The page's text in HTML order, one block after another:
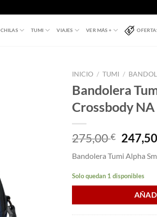
TUMI VIAJES VER MÁS +
INICIO / TUMI /
Bandolera
Crossbody
275,00€ El
precio
era:
Bandolera Tumi Alpha
Solo quedan 1 disponibles